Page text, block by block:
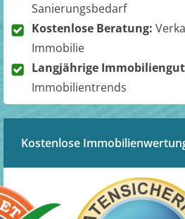
Sanierungsbedarf
Kostenlose Beratung:
Immobilie
Langjährige
Immobilientrends
Kostenlose